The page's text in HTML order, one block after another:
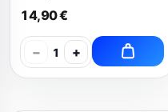
14,90 €
− 1 +